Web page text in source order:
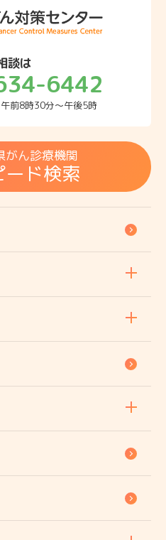
談は
6442
前8時30分～午後5時
がん診療機関
ード検索